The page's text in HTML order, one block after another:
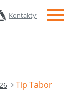
Kontakty Menu
Tip Tabor